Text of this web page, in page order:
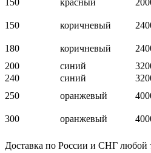
150 красный
150 коричневый
180 коричневый
200
синий
240
синий
250
оранжевый
300 оранжевый
Доставка по России и СНГ любой